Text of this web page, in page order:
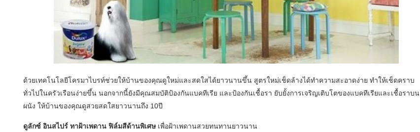
ด้วยเทคโนโลยีโครมาไบรท์ช่วยให้บ้านของคุณดูใหม่และสดใสได้ยาวนานขึ้น สูตรใหม่เช็ดล้างได้ทำความสะอาดง่าย ทำให้เช็ดคราบ
ทั่วไปในครัวเรือนง่ายขึ้น นอกจากนี้ยังมีคุณสมบัติป้องกันแบคทีเรีย และป้องกันเชื้อรา ยับยั้งการเจริญเติบโตของแบคทีเรียและเชื้อราบน
ผนัง ให้บ้านของคุณดูสวยสดใสยาวนานถึง 10ปี
ดูลักซ์ อินสไปร์ ทาฝ้าเพดาน ฟิล์มสีด้านพิเศษ เพื่อฝ้าเพดานสวยทนทานยาวนาน